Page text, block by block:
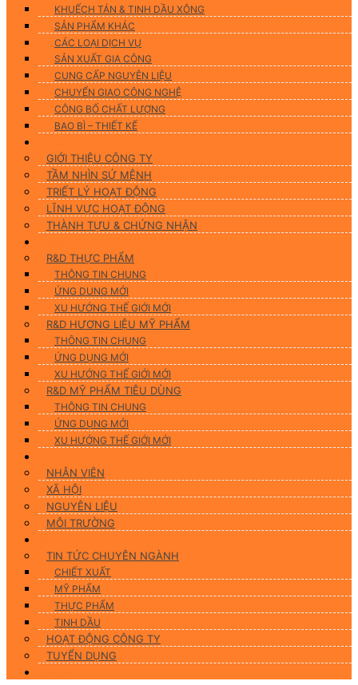
KHUẾCH TÁN & TINH DẦU XÔNG
SẢN PHẨM KHÁC
CÁC LOẠI DỊCH VỤ
SẢN XUẤT GIA CÔNG
CUNG CẤP NGUYÊN LIỆU
CHUYỂN GIAO CÔNG NGHỆ
CÔNG BỐ CHẤT LƯỢNG
BAO BÌ – THIẾT KẾ
GIỚI THIỆU CÔNG TY
TẦM NHÌN SỨ MỆNH
TRIẾT LÝ HOẠT ĐỘNG
LĨNH VỰC HOẠT ĐỘNG
THÀNH TỰU & CHỨNG NHẬN
R&D THỰC PHẨM
THÔNG TIN CHUNG
ỨNG DUNG MỚI
XU HƯỚNG THẾ GIỚI MỚI
R&D HƯƠNG LIỆU MỸ PHẨM
THÔNG TIN CHUNG
ỨNG DỤNG MỚI
XU HƯỚNG THẾ GIỚI MỚI
R&D MỸ PHẨM TIÊU DÙNG
THÔNG TIN CHUNG
ỨNG DỤNG MỚI
XU HƯỚNG THẾ GIỚI MỚI
NHÂN VIÊN
XÃ HỘI
NGUYÊN LIỆU
MÔI TRƯỜNG
TIN TỨC CHUYÊN NGÀNH
CHIẾT XUẤT
MỸ PHẨM
THỰC PHẨM
TINH DẦU
HOẠT ĐỘNG CÔNG TY
TUYỂN DỤNG